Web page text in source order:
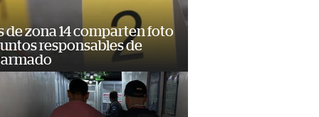
de zona 14 comparten foto
responsables de